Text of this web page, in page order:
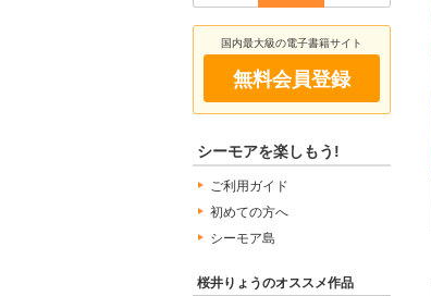
国内最大級の電子書籍サイト
無料会員登録
シーモアを楽しもう!
ご利用ガイド
初めての方へ
シーモア島
桜井りょうのオススメ作品